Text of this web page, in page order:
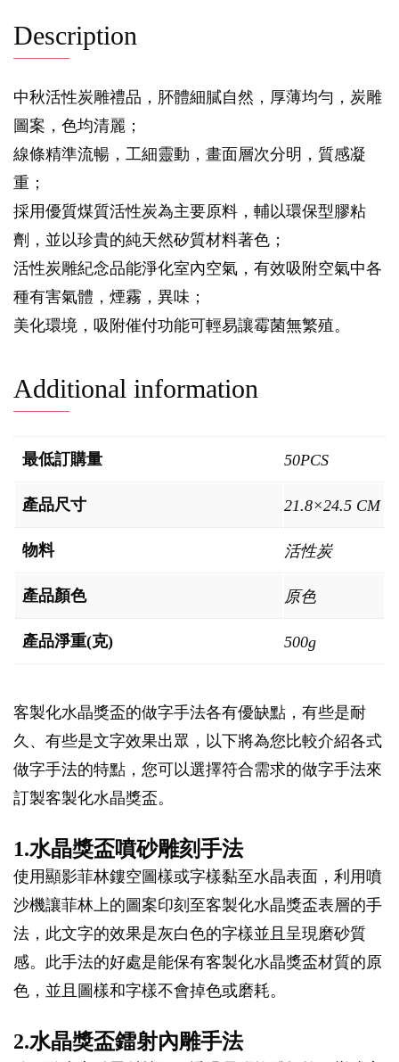
Description
中秋活性炭雕禮品，肧體細膩自然，厚薄均勻，炭雕
圖案，色均清麗；
線條精準流暢，工細靈動，畫面層次分明，質感凝
重；
採用優質煤質活性炭為主要原料，輔以環保型膠粘
劑，並以珍貴的純天然矽質材料著色；
活性炭雕紀念品能淨化室內空氣，有效吸附空氣中各
種有害氣體，煙霧，異味；
美化環境，吸附催付功能可輕易讓霉菌無繁殖。
Additional information
最低訂購量 50PCS
產品尺寸 21.8×24.5 CM
物料 活性炭
產品顏色 原色
產品淨重(克) 500g
客製化水晶獎盃的做字手法各有優缺點，有些是耐
久、有些是文字效果出眾，以下將為您比較介紹各式
做字手法的特點，您可以選擇符合需求的做字手法來
訂製客製化水晶獎盃。
1.水晶獎盃噴砂雕刻手法
使用顯影菲林鏤空圖樣或字樣黏至水晶表面，利用噴
沙機讓菲林上的圖案印刻至客製化水晶獎盃表層的手
法，此文字的效果是灰白色的字樣並且呈現磨砂質
感。此手法的好處是能保有客製化水晶獎盃材質的原
色，並且圖樣和字樣不會掉色或磨耗。
2.水晶獎盃鐳射內雕手法